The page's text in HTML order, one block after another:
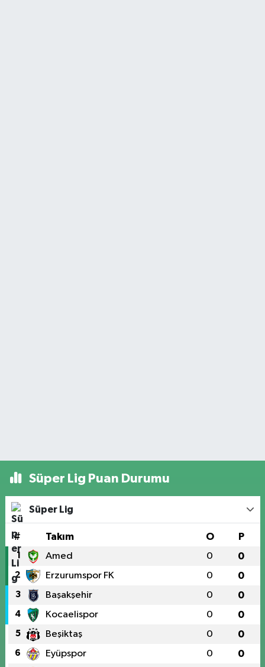
Süper Lig Puan Durumu
Süper Lig
# Takım O P
1 Amed 0 0
2 Erzurumspor FK 0 0
3 Başakşehir 0 0
4 Kocaelispor 0 0
5 Beşiktaş 0 0
6 Eyüpspor 0 0